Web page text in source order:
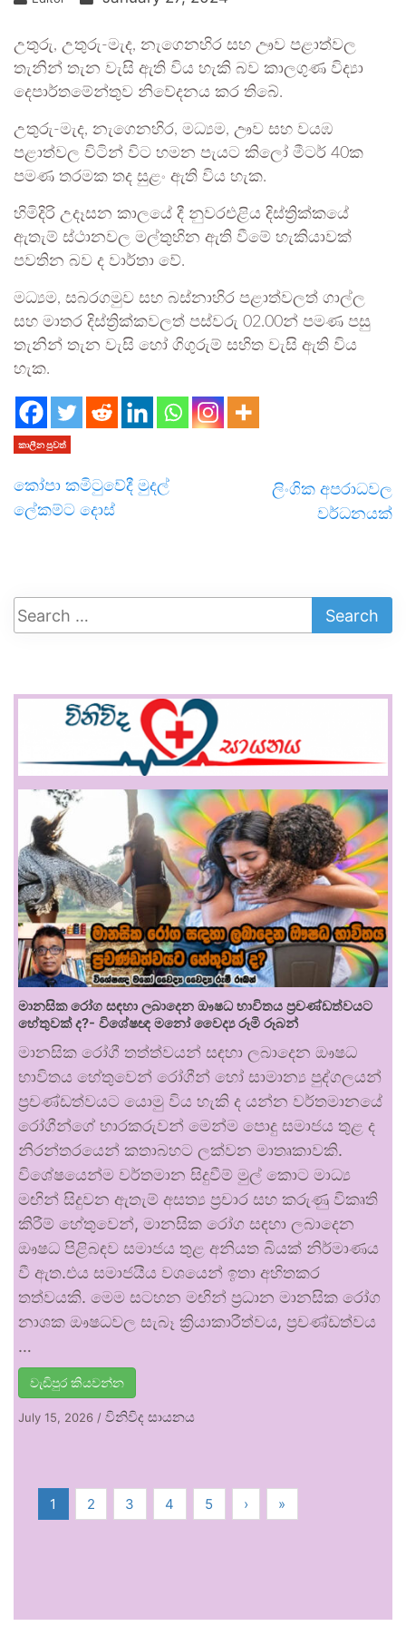
උතුරු, උතුරු-මැද, නැගෙනහිර සහ ඌව පළාත්වල
තැනින් තැන වැසි ඇති විය හැකි බව කාලගුණ විද්‍යා
දෙපාර්තමේන්තුව නිවේදනය කර තිබේ.
උතුරු-මැද, නැගෙනහිර, මධ්‍යම, ඌව සහ වයඹ
පළාත්වල විටින් විට හමන පැයට කිලෝ මීටර් 40ක
පමණ තරමක තද සුළං ඇති විය හැක.
හිමිදිරි උදෑසන කාලයේ දී නුවරඑළිය දිස්ත්‍රික්කයේ
ඇතැම් ස්ථානවල මල්තුහින ඇති වීමේ හැකියාවක්
පවතින බව ද වාර්තා වේ.
මධ්‍යම, සබරගමුව සහ බස්නාහිර පළාත්වලත් ගාල්ල
සහ මාතර දිස්ත්‍රික්කවලත් පස්වරු 02.00න් පමණ පසු
තැනින් තැන වැසි හෝ ගිගුරුම් සහිත වැසි ඇති විය
හැක.
කාලීන පුවත්
කෝපා කමිටුවේදී මුදල්
ලේකම්ට දොස්
ලිංගික අපරාධවල
වර්ධනයක්
මානසික රෝග සඳහා ලබාදෙන ඖෂධ භාවිතය ප්‍රචණ්ඩත්වයට
හේතුවක් ද?- විශේෂඥ මනෝ වෛද්‍ය රූමි රූබන්
මානසික රෝගී තත්ත්වයන් සඳහා ලබාදෙන ඖෂධ
භාවිතය හේතුවෙන් රෝගීන් හෝ සාමාන්‍ය පුද්ගලයන්
ප්‍රචණ්ඩත්වයට යොමු විය හැකි ද යන්න වර්තමානයේ
රෝගීන්ගේ භාරකරුවන් මෙන්ම පොදු සමාජය තුළ ද
නිරන්තරයෙන් කතාබහට ලක්වන මාතෘකාවකි.
විශේෂයෙන්ම වර්තමාන සිදුවීම් මුල් කොට මාධ්‍ය
මඟින් සිදුවන ඇතැම් අසත්‍ය ප්‍රචාර සහ කරුණු විකෘති
කිරීම් හේතුවෙන්, මානසික රෝග සඳහා ලබාදෙන
ඖෂධ පිළිබඳව සමාජය තුළ අනියත බියක් නිර්මාණය
වී ඇත.එය සමාජයීය වශයෙන් ඉතා අහිතකර
තත්වයකි. මෙම සටහන මඟින් ප්‍රධාන මානසික රෝග
නාශක ඖෂධවල සැබෑ ක්‍රියාකාරීත්වය, ප්‍රචණ්ඩත්වය
…
වැඩිපුර කියවන්න
July 15, 2026 / විනිවිද සායනය
1 2 3 4 5 › »